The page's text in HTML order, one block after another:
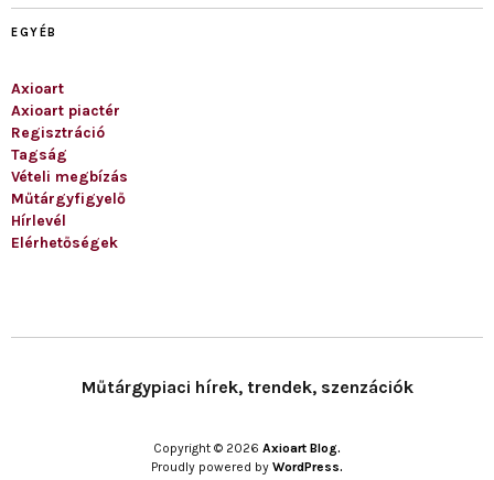
EGYÉB
Axioart
Axioart piactér
Regisztráció
Tagság
Vételi megbízás
Műtárgyfigyelő
Hírlevél
Elérhetőségek
Műtárgypiaci hírek, trendek, szenzációk
Copyright © 2026 Axioart Blog.
Proudly powered by WordPress.